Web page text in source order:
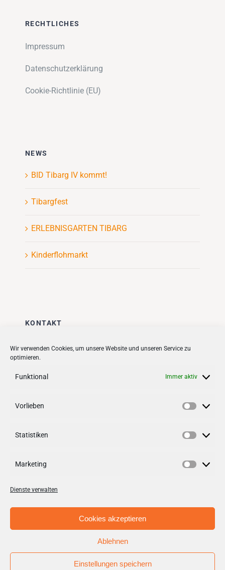
Wir verwenden Cookies, um unsere Website und unseren Service zu
optimieren.
Funktional Immer aktiv
Vorlieben
Statistiken
Marketing
Dienste verwalten
Cookies akzeptieren
Ablehnen
Einstellungen speichern
RECHTLICHES
Impressum
Datenschutzerklärung
Cookie-Richtlinie (EU)
NEWS
BID Tibarg IV kommt!
Tibargfest
ERLEBNISGARTEN TIBARG
Kinderflohmarkt
KONTAKT
Stadt + Handel City- und
Quartiersmanagement
Follow us on
© Copyright 2012 - 2026 | Stadt + Handel City- und
Standortmanagement BID GmbH / Aufgabenträger BID